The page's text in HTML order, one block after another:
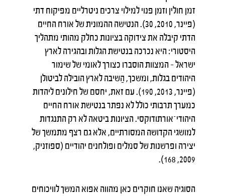
זמן חולין וזמן פנוי למילוי צרכים ניטרליים מפיקוח דתי
(פיינר, 2010, 30). הנטישה ההמונית של אורח החיים
הדתי קיבלה את צידוקה בציונות כחלק מהותי מתהליך
היסטורי: היא נכרכה בנטישת הגלות ובהגירה לארץ
ישראל – המצוות הוסברו כצורך לאומי של שימור
היהודים בגלות, ומשכך, הַשיבה לארץ הובילה לביטולן
(פיינר, 2013, 190). עם זאת, יחסם של חילונים ליהדות
כמערך תרבותי כולל לא נפתר בנטישת אורח החיים
היהודי־אורתודוקסי. הציונות ביטאה לא רק התנגדות
למושגי הקדושה המסורתיים, אלא גם רצף מתמשך של
יצירה ופרשנות של סמלים ופולחנים יהודיים (ספוזניק,
2009, 168).
הסוגיה שאנו חוקרים כאן מהווה אפוא המשך לוויכוחים